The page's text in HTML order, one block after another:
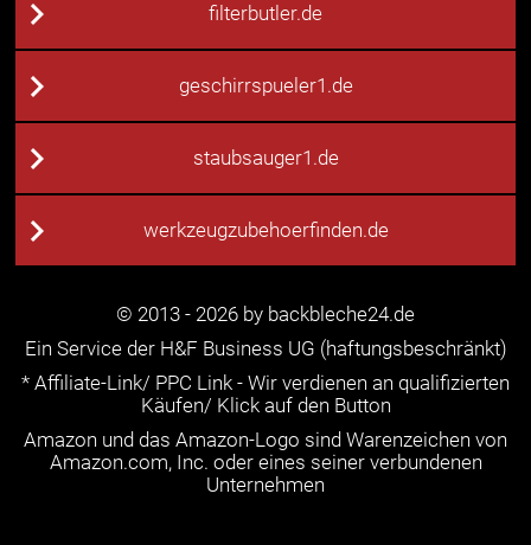
filterbutler.de
geschirrspueler1.de
staubsauger1.de
werkzeugzubehoerfinden.de
© 2013 - 2026 by backbleche24.de
Ein Service der H&F Business UG (haftungsbeschränkt)
* Affiliate-Link/ PPC Link - Wir verdienen an qualifizierten
Käufen/ Klick auf den Button
Amazon und das Amazon-Logo sind Warenzeichen von
Amazon.com, Inc. oder eines seiner verbundenen
Unternehmen